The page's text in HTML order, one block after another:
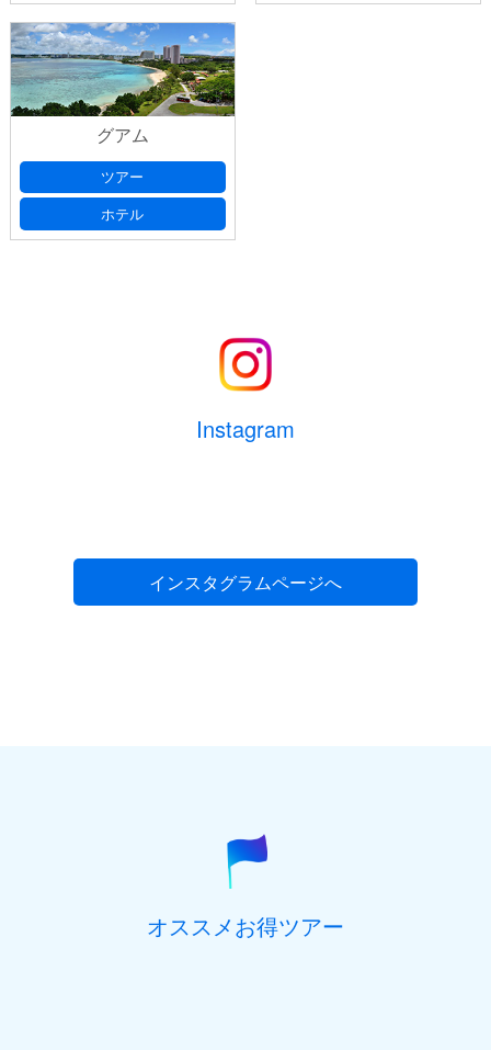
グアム
ツアー
ホテル
Instagram
インスタグラムページへ
オススメお得ツアー